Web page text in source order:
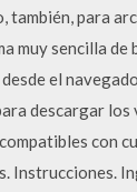
también, para
muy sencilla de
el
descargar los
con
Instrucciones.